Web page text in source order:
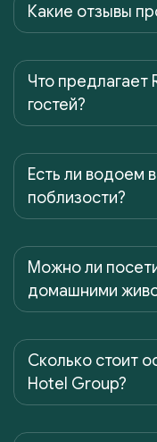
Какие отзывы
Что предлагает
гостей?
Есть ли водоем
поблизости?
Можно ли
домашними
Сколько стоит
Hotel Group?